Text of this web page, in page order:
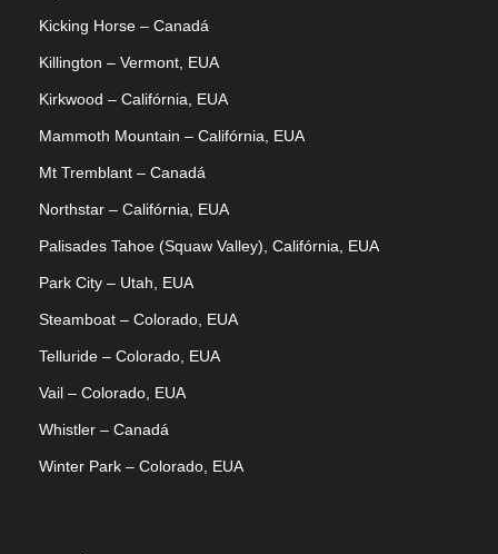
Kicking Horse – Canadá
Killington – Vermont, EUA
Kirkwood – Califórnia, EUA
Mammoth Mountain – Califórnia, EUA
Mt Tremblant – Canadá
Northstar – Califórnia, EUA
Palisades Tahoe (Squaw Valley), Califórnia, EUA
Park City – Utah, EUA
Steamboat – Colorado, EUA
Telluride – Colorado, EUA
Vail – Colorado, EUA
Whistler – Canadá
Winter Park – Colorado, EUA